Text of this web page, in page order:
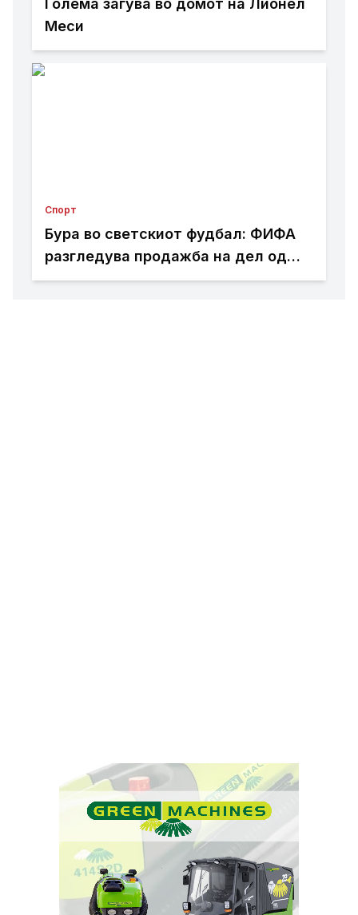
Голема загува во домот на Лионел
Меси
Спорт
Бура во светскиот фудбал: ФИФА
разгледува продажба на дел од
Мундијалот?